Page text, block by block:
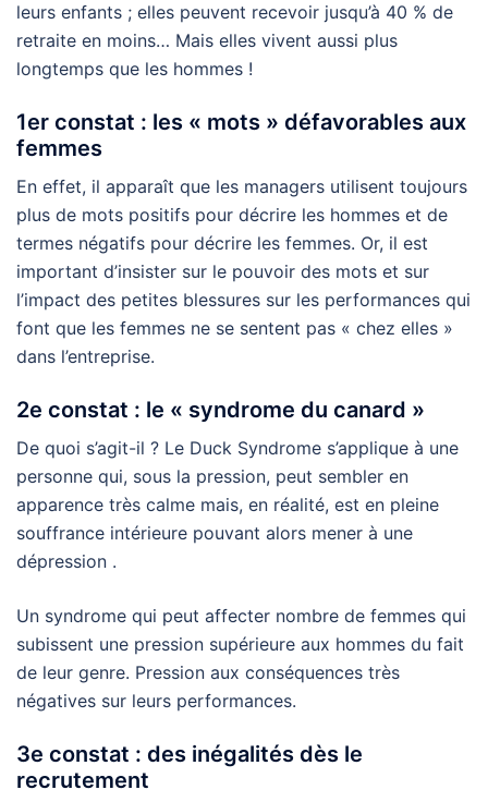
leurs enfants ; elles peuvent recevoir jusqu’à 40 % de
retraite en moins… Mais elles vivent aussi plus
longtemps que les hommes !
1er constat : les « mots » défavorables aux
femmes
En effet, il apparaît que les managers utilisent toujours
plus de mots positifs pour décrire les hommes et de
termes négatifs pour décrire les femmes. Or, il est
important d’insister sur le pouvoir des mots et sur
l’impact des petites blessures sur les performances qui
font que les femmes ne se sentent pas « chez elles »
dans l’entreprise.
2e constat : le « syndrome du canard »
De quoi s’agit-il ? Le Duck Syndrome s’applique à une
personne qui, sous la pression, peut sembler en
apparence très calme mais, en réalité, est en pleine
souffrance intérieure pouvant alors mener à une
dépression .
Un syndrome qui peut affecter nombre de femmes qui
subissent une pression supérieure aux hommes du fait
de leur genre. Pression aux conséquences très
négatives sur leurs performances.
3e constat : des inégalités dès le
recrutement